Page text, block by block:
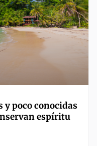
y poco conocidas
espíritu